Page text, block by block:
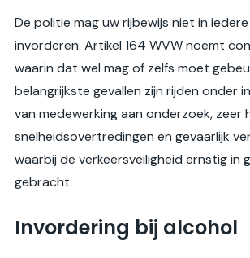
De politie mag uw rijbewijs niet in
invorderen. Artikel 164 WVW noemt
waarin dat wel mag of zelfs moet
belangrijkste gevallen zijn rijden onder
van medewerking aan onderzoek, zeer
snelheidsovertredingen en gevaarlijk
waarbij de verkeersveiligheid ernstig in
gebracht.
Invordering bij alcohol